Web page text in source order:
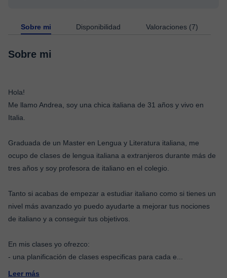
Sobre mi Disponibilidad Valoraciones (7)
Sobre mi
Hola!
Me llamo Andrea, soy una chica italiana de 31 años y vivo en
Italia.
Graduada de un Master en Lengua y Literatura italiana, me
ocupo de clases de lengua italiana a extranjeros durante más de
tres años y soy profesora de italiano en el colegio.
Tanto si acabas de empezar a estudiar italiano como si tienes un
nivel más avanzado yo puedo ayudarte a mejorar tus nociones
de italiano y a conseguir tus objetivos.
En mis clases yo ofrezco:
- una planificación de clases especificas para cada e
Leer más